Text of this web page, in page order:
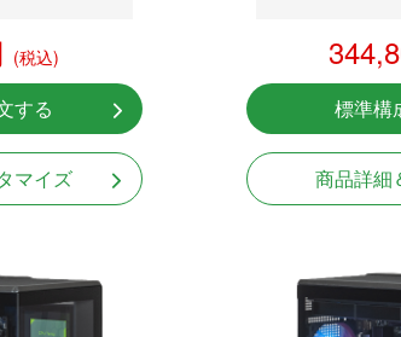
(税込)
する
マイズ
標準構
商品詳細